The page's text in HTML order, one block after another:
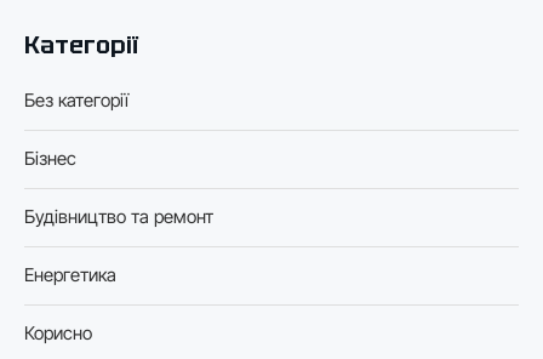
Категорії
Без категорії
Бізнес
Будівництво та ремонт
Енергетика
Корисно